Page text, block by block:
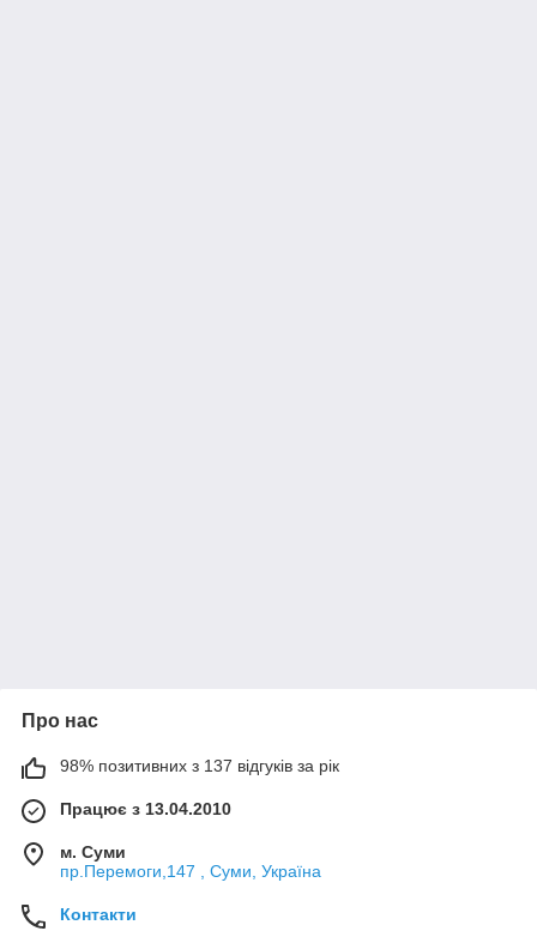
Про нас
98% позитивних з 137 відгуків за рік
Працює з 13.04.2010
м. Суми
пр.Перемоги,147 , Суми, Україна
Контакти